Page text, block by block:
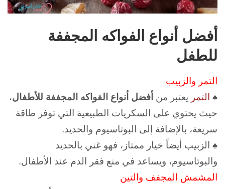
أفضل أنواع الفواكه المجففة
للطفل
التمر والزبيب
♠ التمر يعتبر من أفضل أنواع الفواكه المجففة للأطفال،
حيث يحتوي على السكريات الطبيعية التي توفر طاقة
سريعة، بالإضافة إلى البوتاسيوم والحديد.
♠ الزبيب أيضاً خيار ممتاز، فهو غني بالحديد
والبوتاسيوم، ويساعد في منع فقر الدم عند الأطفال.
المشمش المجفف والتين